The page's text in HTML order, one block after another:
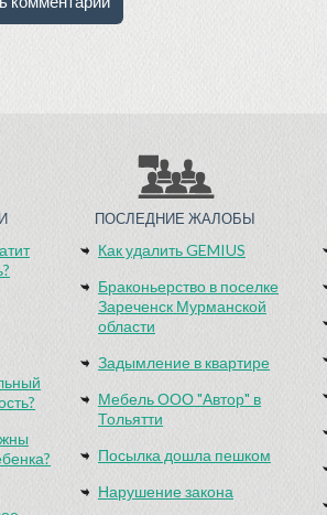
ПОСЛЕДНИЕ ЖАЛОБЫ
Как удалить GEMIUS
Браконьерство в поселке
Зареченск Мурманской
области
Задымление в квартире
Мебель ООО "Автор" в
Тольятти
Посылка дошла пешком
Нарушение закона